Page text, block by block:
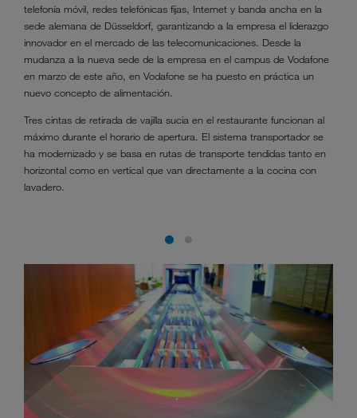
telefonía móvil, redes telefónicas fijas, Internet y banda ancha en la
sede alemana de Düsseldorf, garantizando a la empresa el liderazgo
innovador en el mercado de las telecomunicaciones. Desde la
mudanza a la nueva sede de la empresa en el campus de Vodafone
en marzo de este año, en Vodafone se ha puesto en práctica un
nuevo concepto de alimentación.
Tres cintas de retirada de vajilla sucia en el restaurante funcionan al
máximo durante el horario de apertura. El sistema transportador se
ha modernizado y se basa en rutas de transporte tendidas tanto en
horizontal como en vertical que van directamente a la cocina con
lavadero.